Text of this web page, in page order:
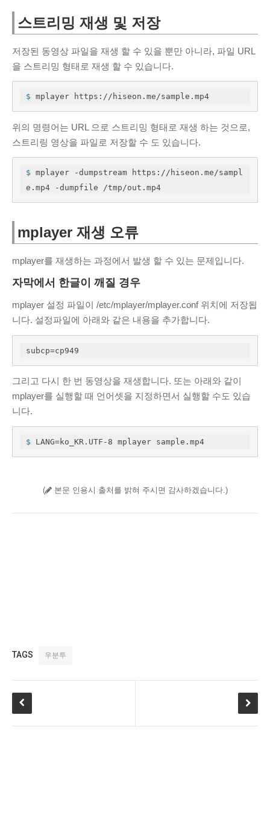
스트리밍 재생 및 저장
저장된 동영상 파일을 재생 할 수 있을 뿐만 아니라, 파일 URL
을 스트리밍 형태로 재생 할 수 있습니다.
$ mplayer https://hiseon.me/sample.mp4
위의 명령어는 URL 으로 스트리밍 형태로 재생 하는 것으로,
스트리링 영상을 파일로 저장할 수 도 있습니다.
$ mplayer -dumpstream https://hiseon.me/sampl
e.mp4 -dumpfile /tmp/out.mp4
mplayer 재생 오류
mplayer를 재생하는 과정에서 발생 할 수 있는 문제입니다.
자막에서 한글이 깨질 경우
mplayer 설정 파일이 /etc/mplayer/mplayer.conf 위치에 저장됩
니다. 설정파일에 아래와 같은 내용을 추가합니다.
subcp=cp949
그리고 다시 한 번 동영상을 재생합니다. 또는 아래와 같이
mplayer를 실행할 때 언어셋을 지정하면서 실행할 수도 있습
니다.
$ LANG=ko_KR.UTF-8 mplayer sample.mp4
( 본문 인용시 출처를 밝혀 주시면 감사하겠습니다.)
TAGS 우분투